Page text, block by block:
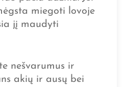
miegoti lovoje
jį maudyti
nešvarumus ir
akių ir ausų bei